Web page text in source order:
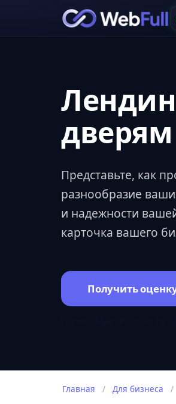
дверям
Представьте, как
разнообразие
и надежности
карточка вашего
Получить
Главная / Для бизнеса /